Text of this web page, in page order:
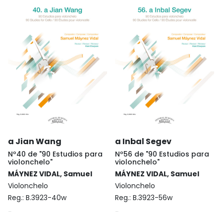
a Jian Wang
Nº40 de "90 Estudios para
violonchelo"
MÁYNEZ VIDAL, Samuel
Violonchelo
Reg.: B.3923-40w
a Inbal Segev
Nº56 de "90 Estudios para
violonchelo"
MÁYNEZ VIDAL, Samuel
Violonchelo
Reg.: B.3923-56w